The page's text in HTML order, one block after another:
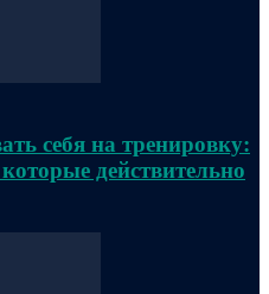
себя на тренировку:
действительно